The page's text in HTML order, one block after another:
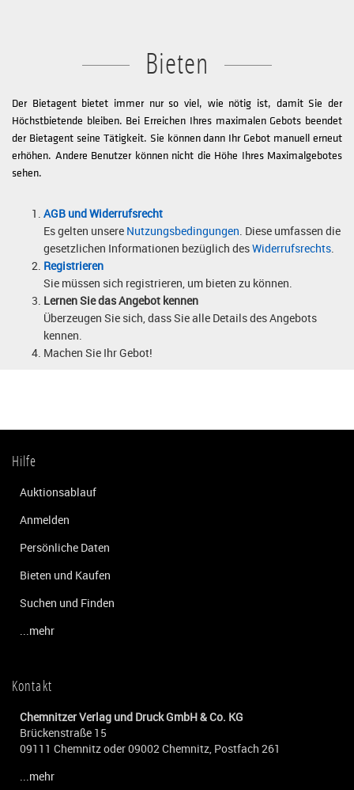
Bieten
Der Bietagent bietet immer nur so viel, wie nötig ist, damit Sie der
Höchstbietende bleiben. Bei Erreichen Ihres maximalen Gebots beendet
der Bietagent seine Tätigkeit. Sie können dann Ihr Gebot manuell erneut
erhöhen. Andere Benutzer können nicht die Höhe Ihres Maximalgebotes
sehen.
AGB und Widerrufsrecht
Es gelten unsere Nutzungsbedingungen. Diese umfassen die
gesetzlichen Informationen bezüglich desWiderrufsrechts.
Registrieren
Sie müssen sich registrieren, um bieten zu können.
Lernen Sie das Angebot kennen
Überzeugen Sie sich, dass Sie alle Details des Angebots
kennen.
Machen Sie Ihr Gebot!
Hilfe
Auktionsablauf
Anmelden
Persönliche Daten
Bieten und Kaufen
Suchen und Finden
...mehr
Kontakt
Chemnitzer Verlag und Druck GmbH & Co. KG
Brückenstraße 15
09111 Chemnitz oder 09002 Chemnitz, Postfach 261
...mehr